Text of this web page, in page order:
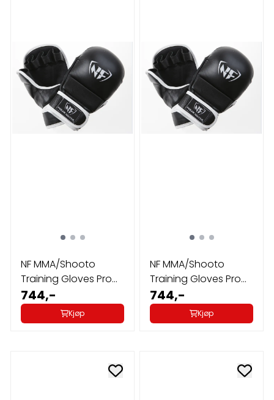
NF MMA/Shooto
Training Gloves Pro
Black large
744,-
Kjøp
NF MMA/Shooto
Training Gloves Pro
Black medium
744,-
Kjøp